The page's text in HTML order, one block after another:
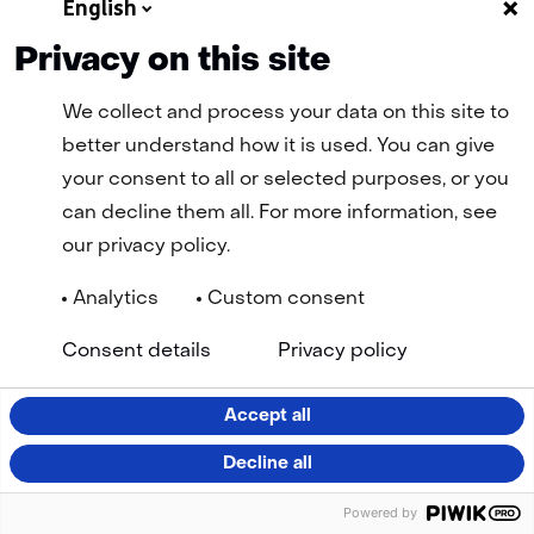
je
informatie?)
Navigatie
Privacy statementDisclaimer(opent
venster)
Toegankelijkheid
taal:
LinkedIn
(opent
Facebook
(opent
YouTube
(opent
Instagram
(opent
English
Privacy on this site
We collect and process your data on this site to
better understand how it is used. You can give
your consent to all or selected purposes, or you
can decline them all. For more information, see
our privacy policy.
Analytics Custom consent
Accept all
Decline all
Consent details Privacy policy
Powered by